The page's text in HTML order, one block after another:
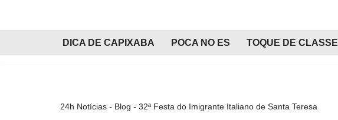
DICA DE CAPIXABA POCA NO ES TOQUE DE CLASSE
24h Notícias - Blog - 32ª Festa do Imigrante Italiano de Santa Teresa